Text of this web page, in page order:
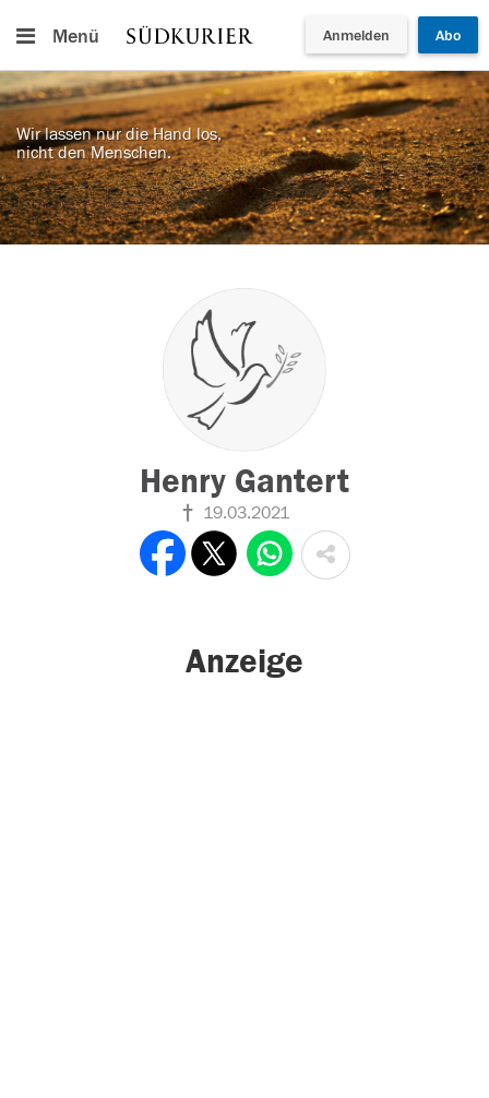
Menü Anmelden Abo
Wir lassen nur die Hand los,
nicht den Menschen.
Henry Gantert
19.03.2021
Anzeige